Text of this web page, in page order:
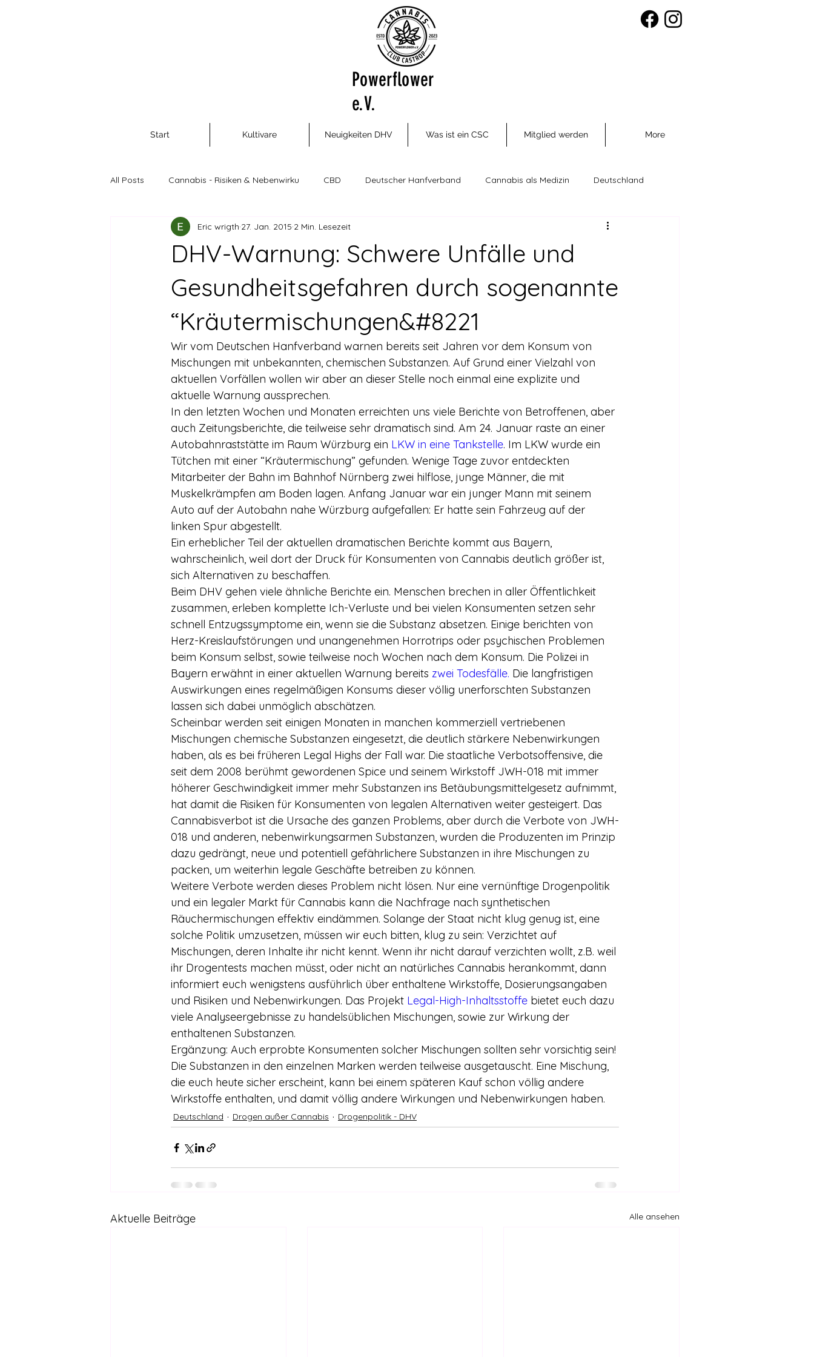
Powerflower
e.V.
Start Kultivare Neuigkeiten DHV Was ist ein CSC Mitglied werden More
All Posts Cannabis - Risiken & Nebenwirku CBD Deutscher Hanfverband Cannabis als Medizin Deutschland
Cannabis als Rohstoff und Nahrungsm Cannabis Social Clubs
Führerschein Europa Drogenpolitik - DHV
Legalisierte Länder Hanfszene Mitmachen! Meinungsumfragen
Recht & Urteile Schäden durch Prohibition Panorama & Merkwürdiges Veranstaltungsbericht
Stimmen gegen die Legalisierung Streckmittel Wirtschaft Test Wissenschaft
Wissenschaft zu Drogenpolitik und a
DHV-Warnung: Schwere Unfälle und
Gesundheitsgefahren durch sogenannte
“Kräutermischungen&#8221
Eric wrigth 27. Jan. 2015 2 Min. Lesezeit
Wir vom Deutschen Hanfverband warnen bereits seit Jahren vor dem Konsum von
Mischungen mit unbekannten, chemischen Substanzen. Auf Grund einer Vielzahl von
aktuellen Vorfällen wollen wir aber an dieser Stelle noch einmal eine explizite und
aktuelle Warnung aussprechen.
In den letzten Wochen und Monaten erreichten uns viele Berichte von Betroffenen, aber
auch Zeitungsberichte, die teilweise sehr dramatisch sind. Am 24. Januar raste an einer
Autobahnraststätte im Raum Würzburg ein LKW in eine Tankstelle. Im LKW wurde ein
Tütchen mit einer “Kräutermischung” gefunden. Wenige Tage zuvor entdeckten
Mitarbeiter der Bahn im Bahnhof Nürnberg zwei hilflose, junge Männer, die mit
Muskelkrämpfen am Boden lagen. Anfang Januar war ein junger Mann mit seinem
Auto auf der Autobahn nahe Würzburg aufgefallen: Er hatte sein Fahrzeug auf der
linken Spur abgestellt.
Ein erheblicher Teil der aktuellen dramatischen Berichte kommt aus Bayern,
wahrscheinlich, weil dort der Druck für Konsumenten von Cannabis deutlich größer ist,
sich Alternativen zu beschaffen.
Beim DHV gehen viele ähnliche Berichte ein. Menschen brechen in aller Öffentlichkeit
zusammen, erleben komplette Ich-Verluste und bei vielen Konsumenten setzen sehr
schnell Entzugssymptome ein, wenn sie die Substanz absetzen. Einige berichten von
Herz-Kreislaufstörungen und unangenehmen Horrotrips oder psychischen Problemen
beim Konsum selbst, sowie teilweise noch Wochen nach dem Konsum. Die Polizei in
Bayern erwähnt in einer aktuellen Warnung bereits zwei Todesfälle. Die langfristigen
Auswirkungen eines regelmäßigen Konsums dieser völlig unerforschten Substanzen
lassen sich dabei unmöglich abschätzen.
Scheinbar werden seit einigen Monaten in manchen kommerziell vertriebenen
Mischungen chemische Substanzen eingesetzt, die deutlich stärkere Nebenwirkungen
haben, als es bei früheren Legal Highs der Fall war. Die staatliche Verbotsoffensive, die
seit dem 2008 berühmt gewordenen Spice und seinem Wirkstoff JWH-018 mit immer
höherer Geschwindigkeit immer mehr Substanzen ins Betäubungsmittelgesetz aufnimmt,
hat damit die Risiken für Konsumenten von legalen Alternativen weiter gesteigert. Das
Cannabisverbot ist die Ursache des ganzen Problems, aber durch die Verbote von JWH-
018 und anderen, nebenwirkungsarmen Substanzen, wurden die Produzenten im Prinzip
dazu gedrängt, neue und potentiell gefährlichere Substanzen in ihre Mischungen zu
packen, um weiterhin legale Geschäfte betreiben zu können.
Weitere Verbote werden dieses Problem nicht lösen. Nur eine vernünftige Drogenpolitik
und ein legaler Markt für Cannabis kann die Nachfrage nach synthetischen
Räuchermischungen effektiv eindämmen. Solange der Staat nicht klug genug ist, eine
solche Politik umzusetzen, müssen wir euch bitten, klug zu sein: Verzichtet auf
Mischungen, deren Inhalte ihr nicht kennt. Wenn ihr nicht darauf verzichten wollt, z.B. weil
ihr Drogentests machen müsst, oder nicht an natürliches Cannabis herankommt, dann
informiert euch wenigstens ausführlich über enthaltene Wirkstoffe, Dosierungsangaben
und Risiken und Nebenwirkungen. Das Projekt Legal-High-Inhaltsstoffe bietet euch dazu
viele Analyseergebnisse zu handelsüblichen Mischungen, sowie zur Wirkung der
enthaltenen Substanzen.
Ergänzung: Auch erprobte Konsumenten solcher Mischungen sollten sehr vorsichtig sein!
Die Substanzen in den einzelnen Marken werden teilweise ausgetauscht. Eine Mischung,
die euch heute sicher erscheint, kann bei einem späteren Kauf schon völlig andere
Wirkstoffe enthalten, und damit völlig andere Wirkungen und Nebenwirkungen haben.
Deutschland Drogen außer Cannabis Drogenpolitik - DHV
Aktuelle Beiträge Alle ansehen